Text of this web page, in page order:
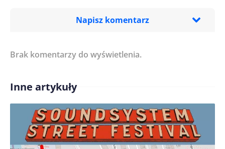
Napisz komentarz
Treść komentarza*
Imię/ Nick*
Brak komentarzy do wyświetlenia.
Inne artykuły